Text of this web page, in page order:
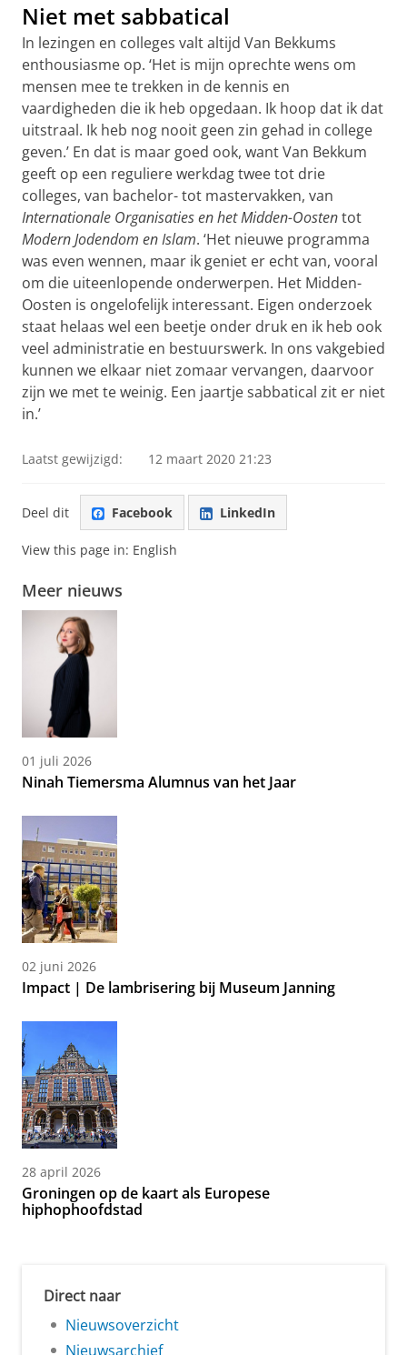
Niet met sabbatical
In lezingen en colleges valt altijd Van Bekkums
enthousiasme op. ‘Het is mijn oprechte wens om
mensen mee te trekken in de kennis en
vaardigheden die ik heb opgedaan. Ik hoop dat ik dat
uitstraal. Ik heb nog nooit geen zin gehad in college
geven.’ En dat is maar goed ook, want Van Bekkum
geeft op een reguliere werkdag twee tot drie
colleges, van bachelor- tot mastervakken, van
Internationale Organisaties en het Midden-Oostentot
Modern Jodendom en Islam. ‘Het nieuwe programma
was even wennen, maar ik geniet er echt van, vooral
om die uiteenlopende onderwerpen. Het Midden-
Oosten is ongelofelijk interessant. Eigen onderzoek
staat helaas wel een beetje onder druk en ik heb ook
veel administratie en bestuurswerk. In ons vakgebied
kunnen we elkaar niet zomaar vervangen, daarvoor
zijn we met te weinig. Een jaartje sabbatical zit er niet
in.’
Laatst gewijzigd: 12 maart 2020 21:23
Deel dit Facebook LinkedIn
View this page in: English
Meer nieuws
01 juli 2026
Ninah Tiemersma Alumnus van het Jaar
02 juni 2026
Impact | De lambrisering bij Museum Janning
28 april 2026
Groningen op de kaart als Europese
hiphophoofdstad
Direct naar
Nieuwsoverzicht
Nieuwsarchief